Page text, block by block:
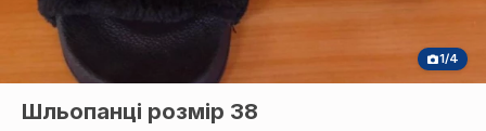
1/4
Шльопанці розмір 38